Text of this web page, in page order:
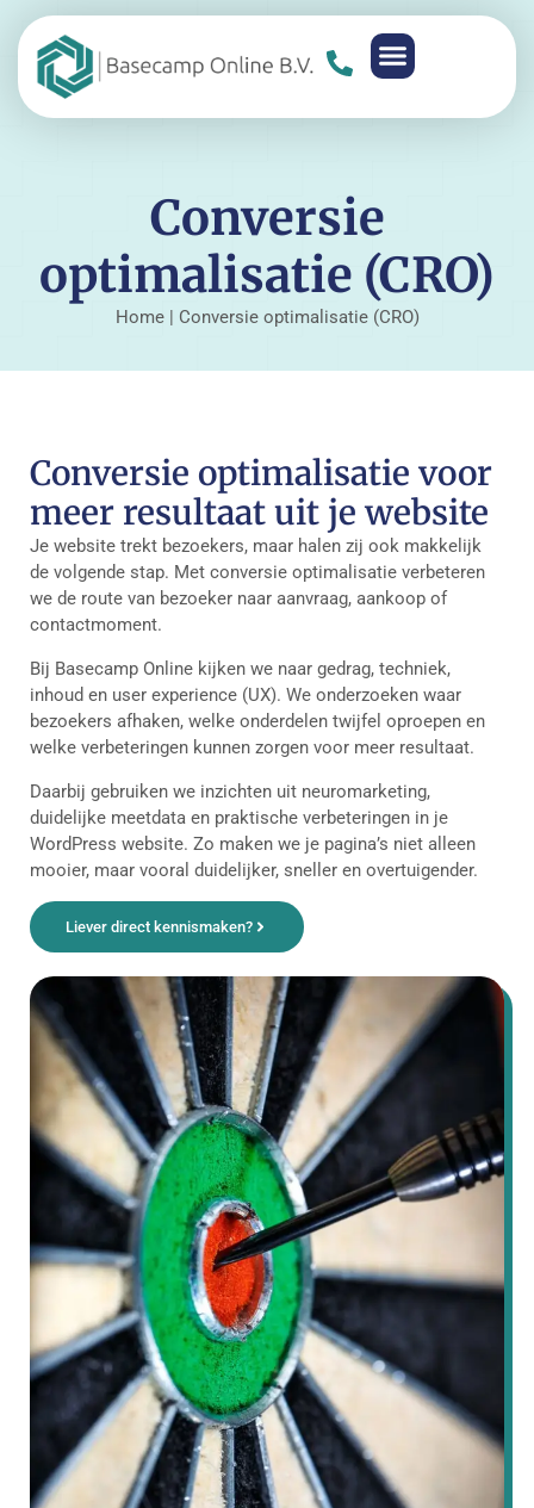
Conversie
optimalisatie (CRO)
Home| Conversie optimalisatie (CRO)
Conversie optimalisatie voor
meer resultaat uit je website
Je website trekt bezoekers, maar halen zij ook makkelijk
de volgende stap. Met conversie optimalisatie verbeteren
we de route van bezoeker naar aanvraag, aankoop of
contactmoment.
Bij Basecamp Online kijken we naar gedrag, techniek,
inhoud en user experience (UX). We onderzoeken waar
bezoekers afhaken, welke onderdelen twijfel oproepen en
welke verbeteringen kunnen zorgen voor meer resultaat.
Daarbij gebruiken we inzichten uit neuromarketing,
duidelijke meetdata en praktische verbeteringen in je
WordPress website. Zo maken we je pagina’s niet alleen
mooier, maar vooral duidelijker, sneller en overtuigender.
Liever direct kennismaken?